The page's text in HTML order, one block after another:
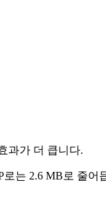
과가 더 큽니다.
는 2.6 MB로 줄